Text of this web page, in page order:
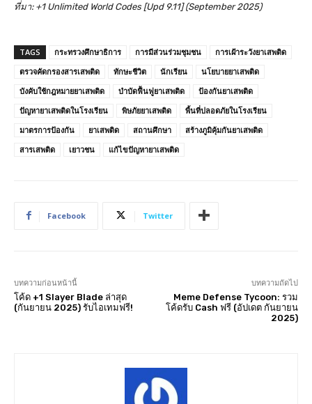
ที่มา: +1 Unlimited World Codes [Upd 9.11] (September 2025)
TAGS กระทรวงศึกษาธิการ การมีส่วนร่วมชุมชน
การเฝ้าระวังยาเสพติด
ตรวจคัดกรองสารเสพติด
ทักษะชีวิต นักเรียน
นโยบายยาเสพติด
บังคับใช้กฎหมายยาเสพติด
บำบัดฟื้นฟูยาเสพติด
ป้องกันยาเสพติด
ปัญหายาเสพติดในโรงเรียน
พิษภัยยาเสพติด
พื้นที่ปลอดภัยในโรงเรียน
มาตรการป้องกัน
ยาเสพติด สถานศึกษา
สร้างภูมิคุ้มกันยาเสพติด
สารเสพติด
เยาวชน แก้ไขปัญหายาเสพติด
Facebook Twitter
บทความก่อนหน้านี้
โค้ด +1 Slayer Blade ล่าสุด
(กันยายน 2025) รับไอเทมฟรี!
บทความถัดไป
Meme Defense Tycoon: รวม
โค้ดรับ Cash ฟรี (อัปเดต กันยายน
2025)